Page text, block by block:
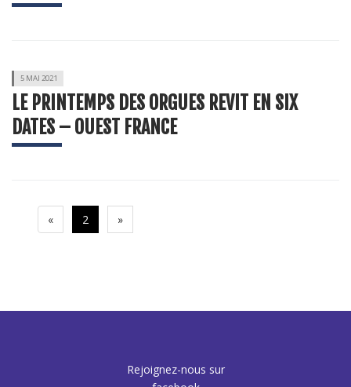
5 MAI 2021
LE PRINTEMPS DES ORGUES REVIT EN SIX
DATES – OUEST FRANCE
«Précédente
2 »Suivante
Rejoignez-nous sur